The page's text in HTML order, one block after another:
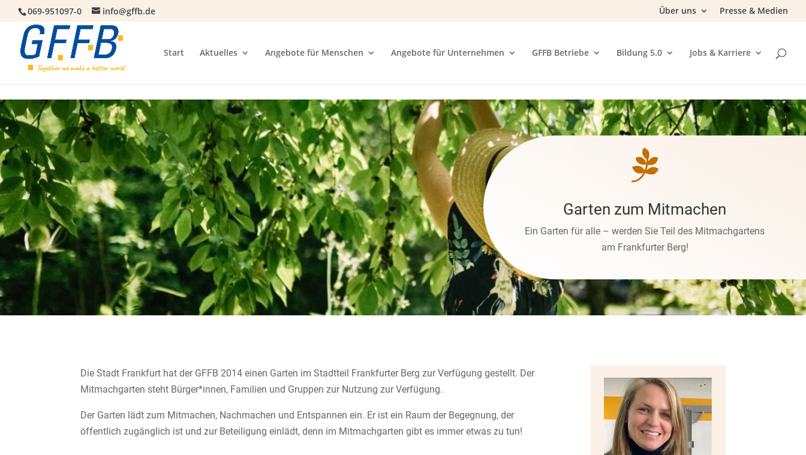
069-951097-0 info@gffb.de Über uns Presse & Medien
Start Aktuelles Angebote für Menschen Angebote für Unternehmen GFFB Betriebe Bildung 5.0 Jobs & Karriere

Garten zum Mitmachen
Ein Garten für alle – werden Sie Teil des Mitmachgartens
am Frankfurter Berg!
Die Stadt Frankfurt hat der GFFB 2014 einen Garten im Stadtteil Frankfurter Berg zur Verfügung gestellt. Der
Mitmachgarten steht Bürger*innen, Familien und Gruppen zur Nutzung zur Verfügung.
Der Garten lädt zum Mitmachen, Nachmachen und Entspannen ein. Er ist ein Raum der Begegnung, der
öffentlich zugänglich ist und zur Beteiligung einlädt, denn im Mitmachgarten gibt es immer etwas zu tun!